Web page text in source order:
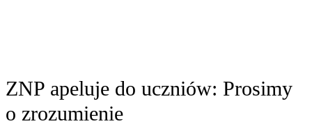
ZNP apeluje do uczniów: Prosimy
o zrozumienie